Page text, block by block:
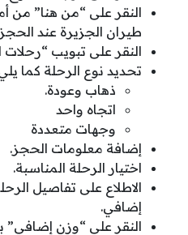
النقر على “من هنا” من
طيران الجزيرة عند الحجز
النقر على تبويب “رحلات
تحديد نوع الرحلة كما
ذهاب وعودة.
اتجاه واحد
وجهات متعددة
إضافة معلومات الحجز.
اختيار الرحلة المناسبة.
الاطلاع على تفاصيل
إضافي.
النقر على “وزن إضافي”